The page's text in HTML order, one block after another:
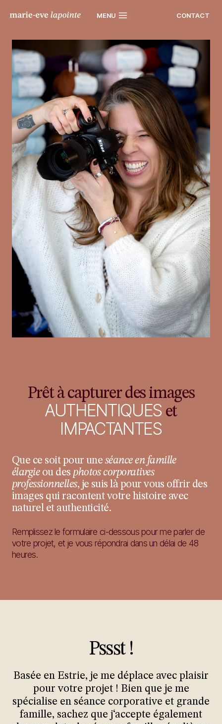
MENU CONTACT
Prêt à capturer des images
AUTHENTIQUES et
IMPACTANTES
Que ce soit pour une séance en famille
élargieou des photos corporatives
professionnelles, je suis là pour vous offrir des
images qui racontent votre histoire avec
naturel et authenticité.
Remplissez le formulaire ci-dessous pour me parler de
votre projet, et je vous répondrai dans un délai de 48
heures.
Pssst !
Basée en Estrie, je me déplace avec plaisir
pour votre projet ! Bien que je me
spécialise en séance corporative et grande
famille, sachez que j‘accepte également